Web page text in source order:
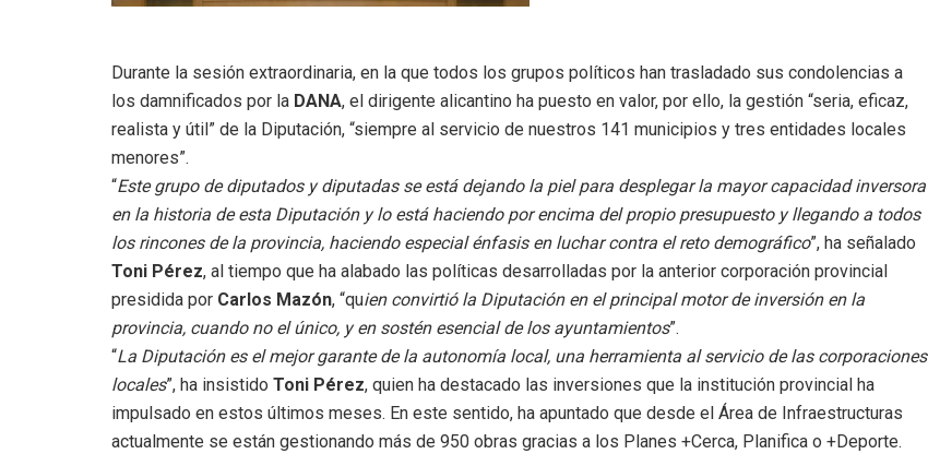
Durante la sesión extraordinaria, en la que todos los grupos políticos han trasladado sus condolencias a
los damnificados por la DANA, el dirigente alicantino ha puesto en valor, por ello, la gestión “seria, eficaz,
realista y útil” de la Diputación, “siempre al servicio de nuestros 141 municipios y tres entidades locales
menores”.
“Este grupo de diputados y diputadas se está dejando la piel para desplegar la mayor capacidad inversora
en la historia de esta Diputación y lo está haciendo por encima del propio presupuesto y llegando a todos
los rincones de la provincia, haciendo especial énfasis en luchar contra el reto demográfico”, ha señalado
Toni Pérez, al tiempo que ha alabado las políticas desarrolladas por la anterior corporación provincial
presidida por Carlos Mazón, “quien convirtió la Diputación en el principal motor de inversión en la
provincia, cuando no el único, y en sostén esencial de los ayuntamientos”.
“La Diputación es el mejor garante de la autonomía local, una herramienta al servicio de las corporaciones
locales”, ha insistido Toni Pérez, quien ha destacado las inversiones que la institución provincial ha
impulsado en estos últimos meses. En este sentido, ha apuntado que desde el Área de Infraestructuras
actualmente se están gestionando más de 950 obras gracias a los Planes +Cerca, Planifica o +Deporte.